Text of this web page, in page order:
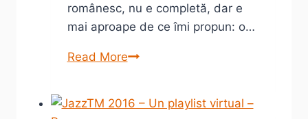
românesc, nu e completă, dar e
mai aproape de ce îmi propun: o…
Read MoreSiteuri
de